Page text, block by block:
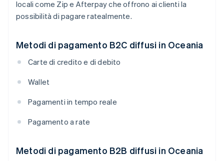
locali come Zip e Afterpay che offrono ai clienti la
possibilità di pagare ratealmente.
Metodi di pagamento B2C diffusi in Oceania
Carte di credito e di debito
Wallet
Pagamenti in tempo reale
Pagamento a rate
Metodi di pagamento B2B diffusi in Oceania